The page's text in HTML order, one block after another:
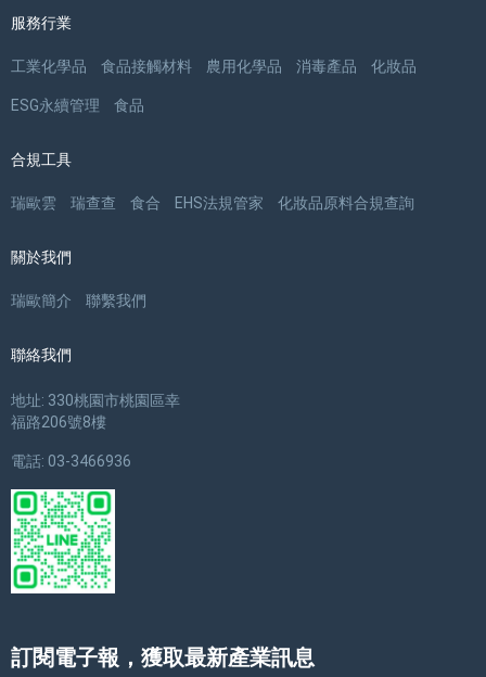
服務行業
工業化學品 食品接觸材料 農用化學品 消毒產品 化妝品
ESG永續管理 食品
合規工具
瑞歐雲 瑞查查 食合 EHS法規管家 化妝品原料合規查詢
關於我們
瑞歐簡介 聯繫我們
聯絡我們
地址: 330桃園市桃園區幸
福路206號8樓
電話: 03-3466936
訂閱電子報，獲取最新產業訊息